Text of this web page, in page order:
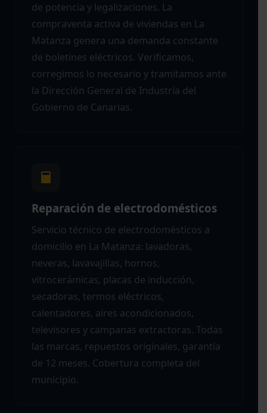
de potencia y legalizaciones. La
compraventa activa de viviendas en La
Matanza genera una demanda constante
de boletines eléctricos. Verificamos,
corregimos lo necesario y tramitamos ante
la Dirección General de Industria del
Gobierno de Canarias.
Reparación de electrodomésticos
Servicio técnico de electrodomésticos a
domicilio en La Matanza: lavadoras,
neveras, lavavajillas, hornos,
vitrocerámicas, placas de inducción,
secadoras, termos eléctricos,
calentadores, aires acondicionados,
televisores y campanas extractoras. Todas
las marcas, repuestos originales, garantía
de 12 meses. Cobertura completa del
municipio.